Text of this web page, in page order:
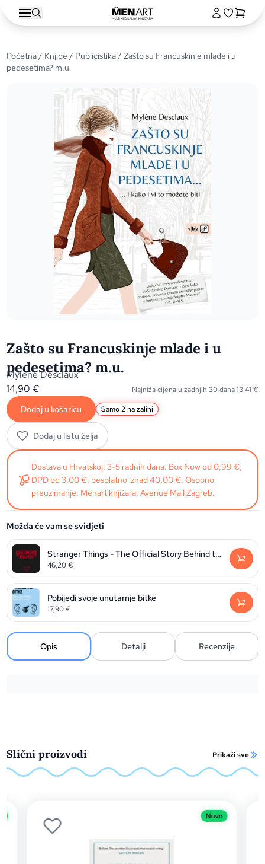
Početna/ Knjige / Publicistika/ Zašto su Francuskinje mlade i u
pedesetima? m.u.
Zašto su Francuskinje mlade i u
pedesetima? m.u.
Mylene Desclaux
14,90€ Najniža cijena u zadnjih 30 dana13,41 €
Dodaj u košaricu Samo 2 na zalihi
Dodaj u listu želja
Dostava u Hrvatskoj: 3-5 radnih dana. Box Now od 0,99 €,
DPD od 3,00 €, besplatno iznad 40,00 €. Osobno
preuzimanje: Menart knjižara, Avenue Mall Zagreb.
Možda će vam se svidjeti
Stranger Things - The Official Story Behind the Legendary Series
46,20€
Pobijedi svoje unutarnje bitke
17,90€
Opis Detalji Recenzije
Slični proizvodi Prikaži sve
Novo